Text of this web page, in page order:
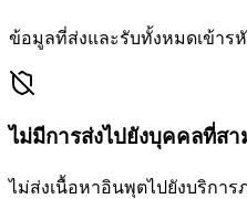
ข้อมูลที่ส่งและรับทั้งหมดเข้าร
ไม่มีการส่งไปยังบุคคลที่สา
ไม่ส่งเนื้อหาอินพุตไปยังบริกา